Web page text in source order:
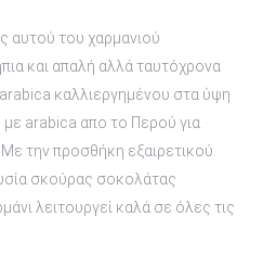
και απαλή αλλά ταυτόχρονα
καλλιεργημένου στα ύψη
με arabica απο το Περού για
την προσθήκη εξαιρετικού
σκούρας σοκολάτας
λειτουργεί καλά σε όλες τις